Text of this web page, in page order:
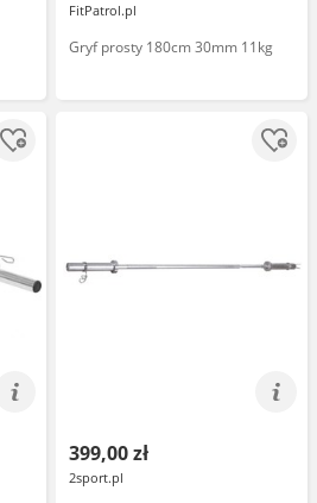
FitPatrol.pl
Gryf prosty 180cm 30mm 11kg
399,00 zł
2sport.pl